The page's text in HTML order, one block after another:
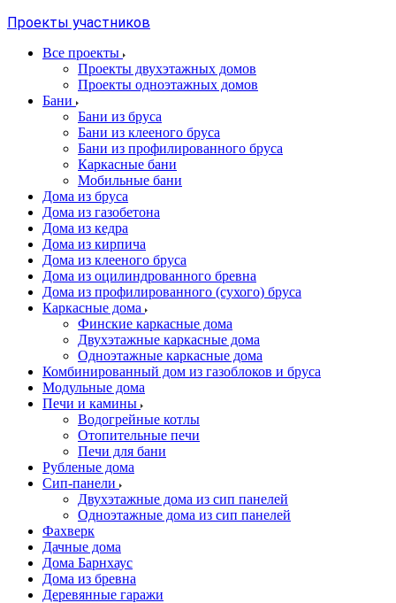
Проекты участников
Все проекты
Проекты двухэтажных домов
Проекты одноэтажных домов
Бани
Бани из бруса
Бани из клееного бруса
Бани из профилированного бруса
Каркасные бани
Мобильные бани
Дома из бруса
Дома из газобетона
Дома из кедра
Дома из кирпича
Дома из клееного бруса
Дома из оцилиндрованного бревна
Дома из профилированного (сухого) бруса
Каркасные дома
Финские каркасные дома
Двухэтажные каркасные дома
Одноэтажные каркасные дома
Комбинированный дом из газоблоков и бруса
Модульные дома
Печи и камины
Водогрейные котлы
Отопительные печи
Печи для бани
Рубленые дома
Сип-панели
Двухэтажные дома из сип панелей
Одноэтажные дома из сип панелей
Фахверк
Дачные дома
Дома Барнхаус
Дома из бревна
Деревянные гаражи